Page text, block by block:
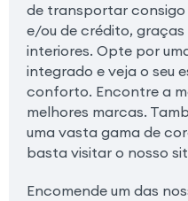
de transportar consigo
e/ou de crédito,
interiores. Opte por
integrado e veja o seu
conforto. Encontre a
melhores marcas.
uma vasta gama de
basta visitar o nosso
Encomende um das